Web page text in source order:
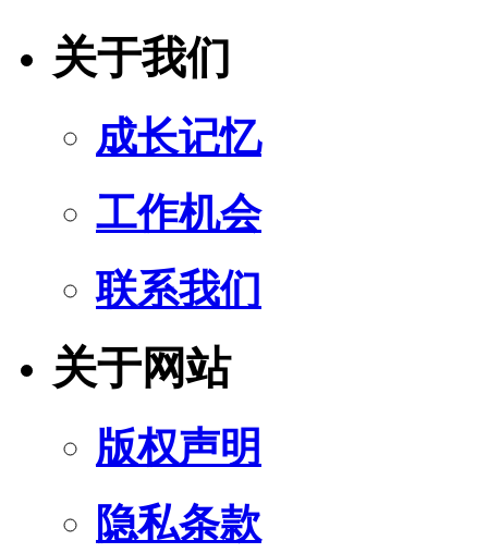
关于我们
成长记忆
工作机会
联系我们
关于网站
版权声明
隐私条款